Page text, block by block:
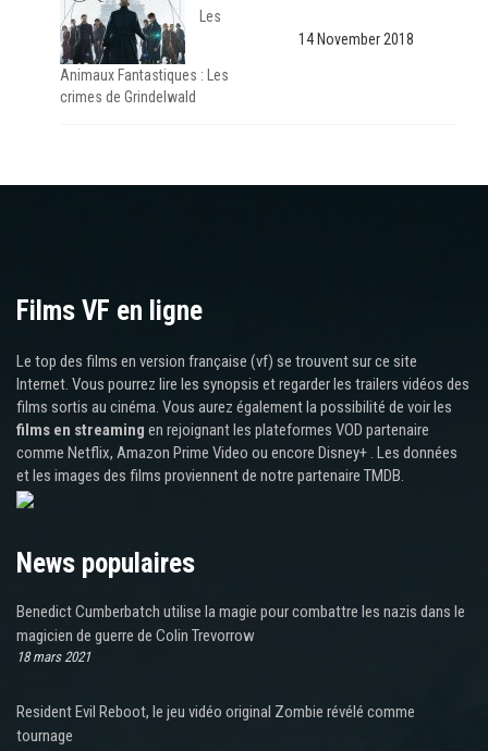
Les
Animaux Fantastiques : Les
crimes de Grindelwald
14 November 2018
Films VF en ligne
Le top des films en version française (vf) se trouvent sur ce site
Internet. Vous pourrez lire les synopsis et regarder les trailers vidéos des
films sortis au cinéma. Vous aurez également la possibilité de voir les
films en streaming en rejoignant les plateformes VOD partenaire
comme Netflix, Amazon Prime Video ou encore Disney+ . Les données
et les images des films proviennent de notre partenaire TMDB.
News populaires
Benedict Cumberbatch utilise la magie pour combattre les nazis dans le
magicien de guerre de Colin Trevorrow
18 mars 2021
Resident Evil Reboot, le jeu vidéo original Zombie révélé comme
tournage